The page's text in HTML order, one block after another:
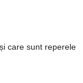
care sunt reperele